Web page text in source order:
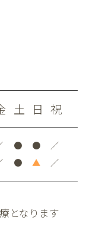
土 日 祝
● ● ／
● ▲ ／
となります